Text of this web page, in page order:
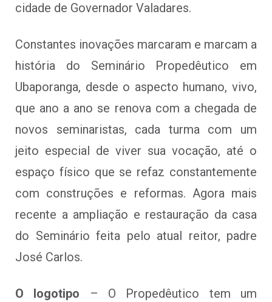
cidade de Governador Valadares.
Constantes inovações marcaram e marcam a
história do Seminário Propedêutico em
Ubaporanga, desde o aspecto humano, vivo,
que ano a ano se renova com a chegada de
novos seminaristas, cada turma com um
jeito especial de viver sua vocação, até o
espaço físico que se refaz constantemente
com construções e reformas. Agora mais
recente a ampliação e restauração da casa
do Seminário feita pelo atual reitor, padre
José Carlos.
O logotipo – O Propedêutico tem um